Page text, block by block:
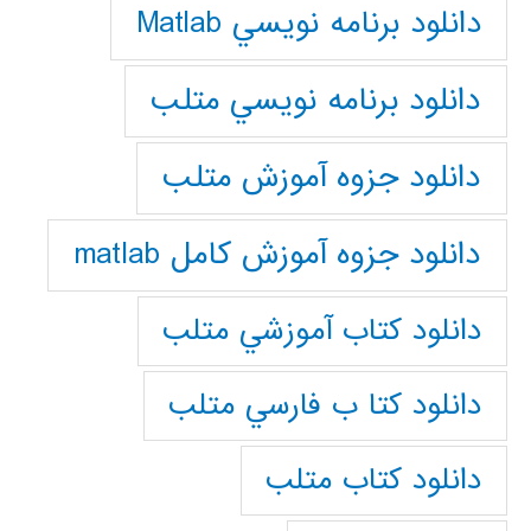
دانلود برنامه نويسي Matlab
دانلود برنامه نويسي متلب
دانلود جزوه آموزش متلب
دانلود جزوه آموزش کامل matlab
دانلود كتاب آموزشي متلب
دانلود كتا ب فارسي متلب
دانلود كتاب متلب